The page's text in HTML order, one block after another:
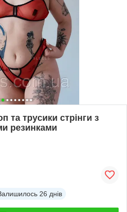
та трусики стрінги з
резинками
26 днів